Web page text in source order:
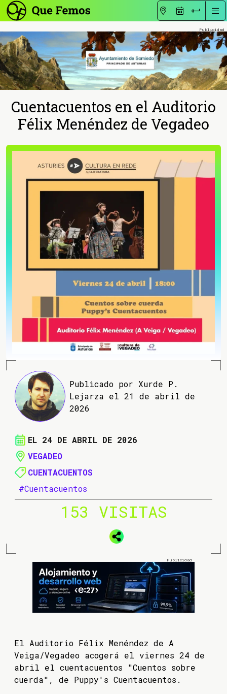
Cuentacuentos en el Auditorio
Félix Menéndez de Vegadeo
Publicado por Xurde P.
Lejarza el 21 de abril de
2026
EL 24 DE ABRIL DE 2026
VEGADEO
CUENTACUENTOS
#Cuentacuentos
153 VISITAS
El Auditorio Félix Menéndez de A
Veiga/Vegadeo acogerá el viernes 24 de
abril el cuentacuentos "Cuentos sobre
cuerda", de Puppy's Cuentacuentos.